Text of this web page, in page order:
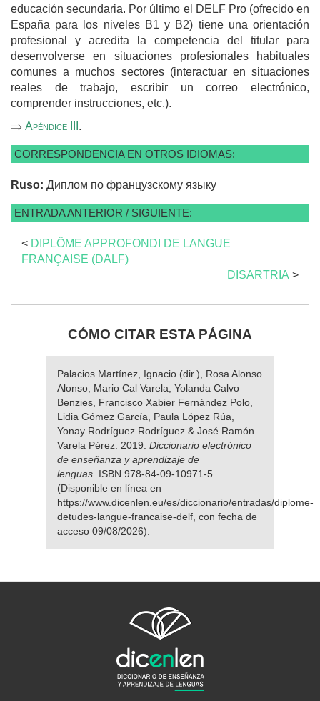
educación secundaria. Por último el DELF Pro (ofrecido en
España para los niveles B1 y B2) tiene una orientación
profesional y acredita la competencia del titular para
desenvolverse en situaciones profesionales habituales
comunes a muchos sectores (interactuar en situaciones
reales de trabajo, escribir un correo electrónico,
comprender instrucciones, etc.).
⇒ Apéndice III .
CORRESPONDENCIA EN OTROS IDIOMAS:
Ruso: Диплом по французскому языку
ENTRADA ANTERIOR / SIGUIENTE:
< DIPLÔME APPROFONDI DE LANGUE
FRANÇAISE (DALF)
DISARTRIA >
CÓMO CITAR ESTA PÁGINA
Palacios Martínez, Ignacio (dir.), Rosa Alonso
Alonso, Mario Cal Varela, Yolanda Calvo
Benzies, Francisco Xabier Fernández Polo,
Lidia Gómez García, Paula López Rúa,
Yonay Rodríguez Rodríguez & José Ramón
Varela Pérez. 2019. Diccionario electrónico
de enseñanza y aprendizaje de
lenguas. ISBN 978-84-09-10971-5.
(Disponible en línea en
https://www.dicenlen.eu/es/diccionario/entradas/diplome-
detudes-langue-francaise-delf, con fecha de
acceso 09/08/2026).